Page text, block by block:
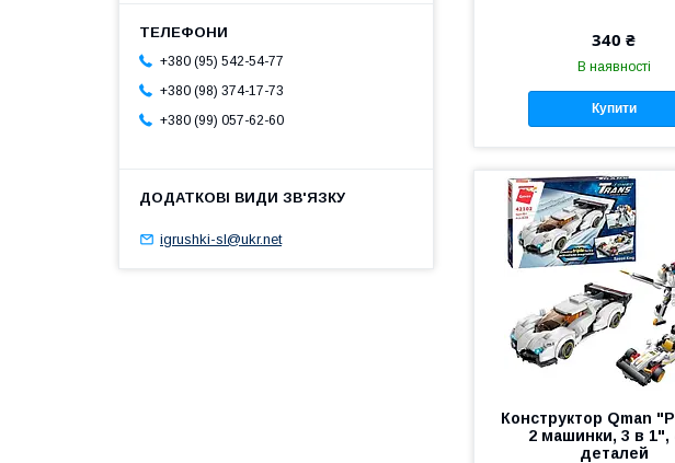
340 ₴
В наявності
Купити
Конструктор Qman
2 машинки, 3 в 1",
деталей
+380 (95) 542-54-77
+380 (98) 374-17-73
+380 (99) 057-62-60
igrushki-sl@ukr.net